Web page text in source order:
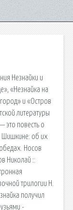
Незнайки и
«Незнайка на
и «Остров
литературы
это повесть о
Шишкине: об их
Носов
Николай ::
трилогии Н.
получил
-